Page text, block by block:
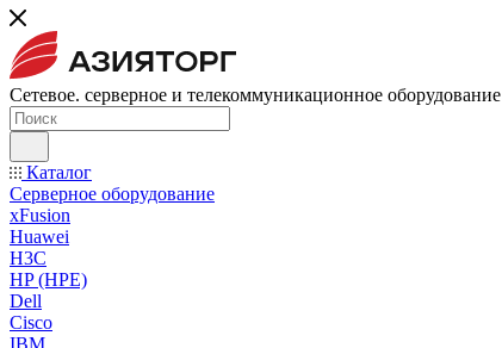
Сетевое. серверное и телекоммуникационное оборудование
Каталог
Серверное оборудование
xFusion
Huawei
H3C
HP (HPE)
Dell
Cisco
IBM